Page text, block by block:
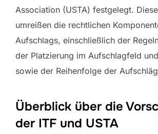
Association (USTA) festgelegt.
umreißen die rechtlichen
Aufschlags, einschließlich der
der Platzierung im Aufschlagfeld
sowie der Reihenfolge der
Überblick über die
der ITF und USTA